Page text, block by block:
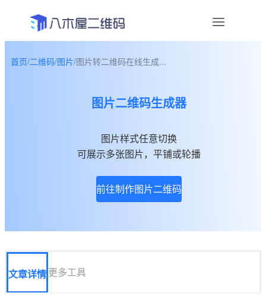
首页/二维码/图片/图片转二维码在线生成...
图片二维码生成器
图片样式任意切换
可展示多张图片，平铺或轮播
前往制作图片二维码
文章详情更多工具